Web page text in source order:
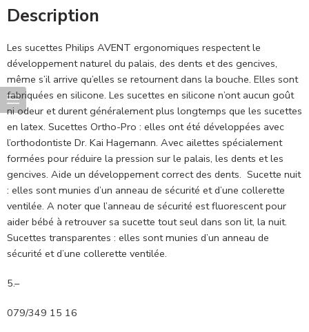
Description
Les sucettes Philips AVENT ergonomiques respectent le
développement naturel du palais, des dents et des gencives,
même s’il arrive qu’elles se retournent dans la bouche. Elles sont
fabriquées en silicone. Les sucettes en silicone n’ont aucun goût
ni odeur et durent généralement plus longtemps que les sucettes
en latex. Sucettes Ortho-Pro : elles ont été développées avec
l’orthodontiste Dr. Kai Hagemann. Avec ailettes spécialement
formées pour réduire la pression sur le palais, les dents et les
gencives. Aide un développement correct des dents. Sucette nuit
: elles sont munies d’un anneau de sécurité et d’une collerette
ventilée. A noter que l’anneau de sécurité est fluorescent pour
aider bébé à retrouver sa sucette tout seul dans son lit, la nuit.
Sucettes transparentes : elles sont munies d’un anneau de
sécurité et d’une collerette ventilée.
5.–
079/349 15 16